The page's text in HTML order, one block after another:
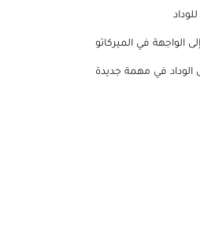
الواجهة في الميركاتو
في مهمة جديدة